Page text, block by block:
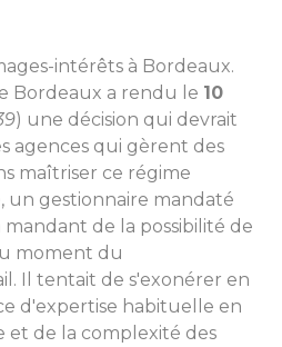
intérêts à Bordeaux.
Bordeaux a rendu le 10
) une décision qui devrait
agences qui gèrent des
maîtriser ce régime
un gestionnaire mandaté
mandant de la possibilité de
moment du
Il tentait de s'exonérer en
d'expertise habituelle en
et de la complexité des